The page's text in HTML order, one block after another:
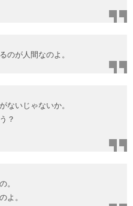
のが人間なのよ。
ないじゃないか。
？
。
よ。